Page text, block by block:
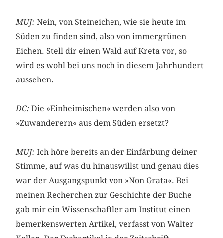
MUJ: Nein, von Steineichen, wie sie heute im
Süden zu finden sind, also von immergrünen
Eichen. Stell dir einen Wald auf Kreta vor, so
wird es wohl bei uns noch in diesem Jahrhundert
aussehen.
DC:Die »Einheimischen« werden also von
»Zuwanderern« aus dem Süden ersetzt?
MUJ: Ich höre bereits an der Einfärbung deiner
Stimme, auf was du hinauswillst und genau dies
war der Ausgangspunkt von »Non Grata«. Bei
meinen Recherchen zur Geschichte der Buche
gab mir ein Wissenschaftler am Institut einen
bemerkenswerten Artikel, verfasst von Walter